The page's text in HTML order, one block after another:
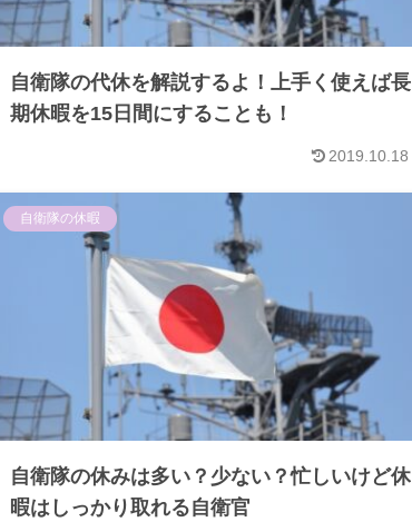
自衛隊の代休を解説するよ！上手く使えば長
期休暇を15日間にすることも！
2019.10.18
自衛隊の休暇
自衛隊の休みは多い？少ない？忙しいけど休
暇はしっかり取れる自衛官